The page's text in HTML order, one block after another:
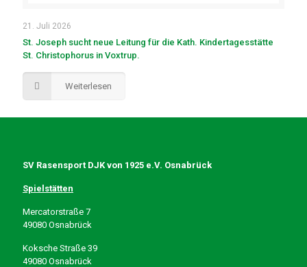
21. Juli 2026
St. Joseph sucht neue Leitung für die Kath. Kindertagesstätte
St. Christophorus in Voxtrup.
Weiterlesen
SV Rasensport DJK von 1925 e.V. Osnabrück
Spielstätten
Mercatorstraße 7
49080 Osnabrück
Koksche Straße 39
49080 Osnabrück